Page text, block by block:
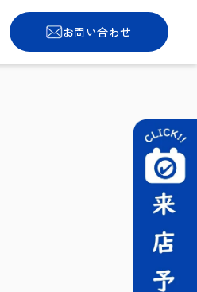
お問い合わせ